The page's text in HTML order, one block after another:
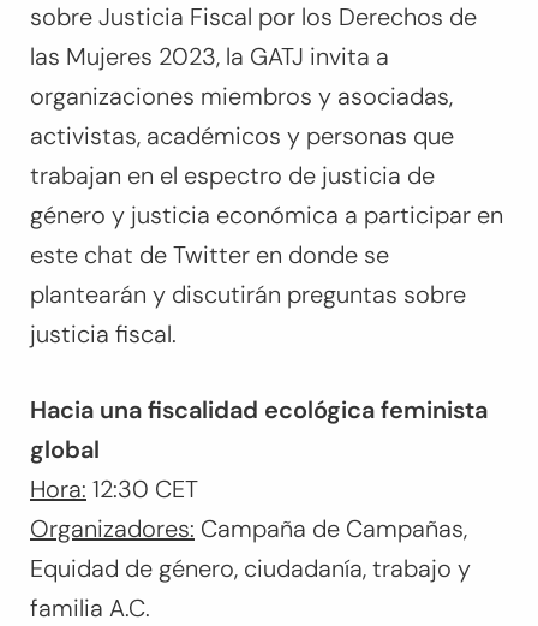
sobre Justicia Fiscal por los Derechos de
las Mujeres 2023, la GATJ invita a
organizaciones miembros y asociadas,
activistas, académicos y personas que
trabajan en el espectro de justicia de
género y justicia económica a participar en
este chat de Twitter en donde se
plantearán y discutirán preguntas sobre
justicia fiscal.
Hacia una fiscalidad ecológica feminista
global
Hora: 12:30 CET
Organizadores: Campaña de Campañas,
Equidad de género, ciudadanía, trabajo y
familia A.C.